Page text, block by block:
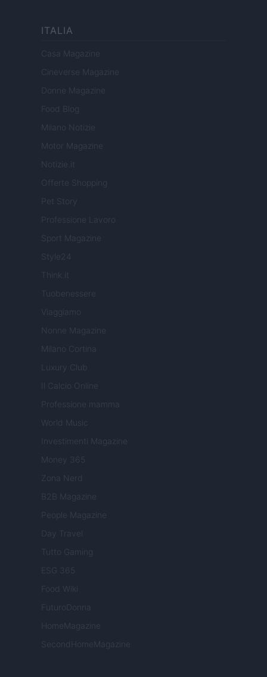
ITALIA
Casa Magazine
Cineverse Magazine
Donne Magazine
Food Blog
Milano Notizie
Motor Magazine
Notizie.it
Offerte Shopping
Pet Story
Professione Lavoro
Sport Magazine
Style24
Think.it
Tuobenessere
Viaggiamo
Nonne Magazine
Milano Cortina
Luxury Club
Il Calcio Online
Professione mamma
World Music
Investimenti Magazine
Money 365
Zona Nerd
B2B Magazine
People Magazine
Day Travel
Tutto Gaming
ESG 365
Food Wiki
FuturoDonna
HomeMagazine
SecondHomeMagazine